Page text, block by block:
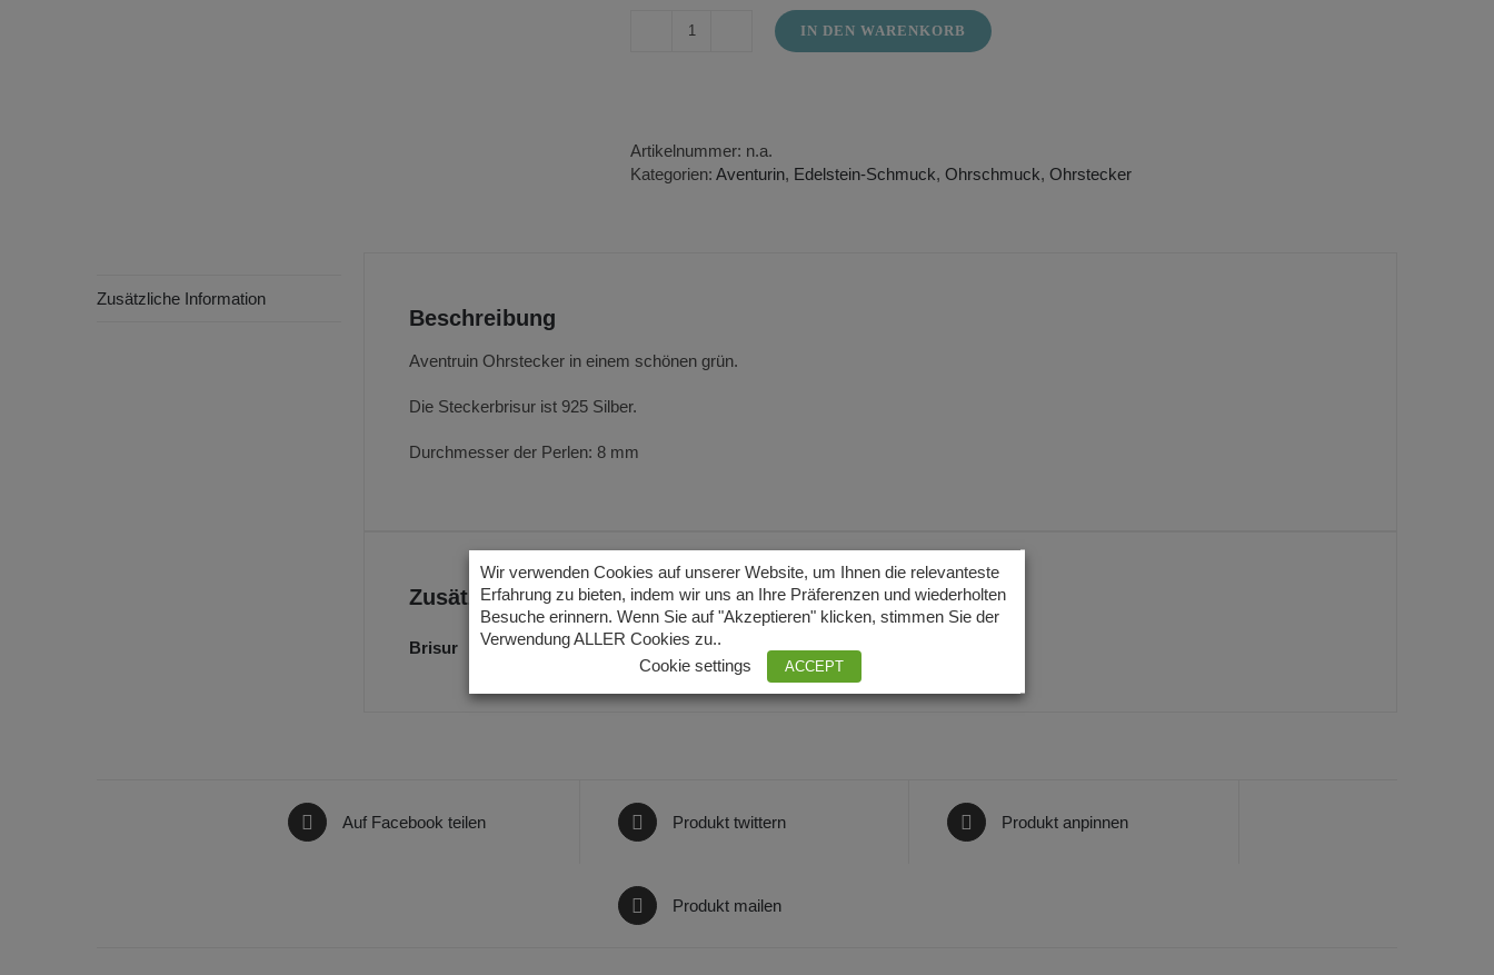
Ohrstecker
IN DEN WARENKORB
Artikelnummer: n.a.
Kategorien: Aventurin, Edelstein-Schmuck, Ohrschmuck, Ohrstecker
Zusätzliche Information
Beschreibung
Aventruin Ohrstecker in einem schönen grün.
Die Steckerbrisur ist 925 Silber.
Durchmesser der Perlen: 8 mm
Zusätzliche Information
Brisur 925 Silber, 925 Silbervergoldet
Auf Facebook teilen Produkt twittern Produkt anpinnen
Produkt mailen
Wir verwenden Cookies auf unserer Website, um Ihnen die relevanteste
Erfahrung zu bieten, indem wir uns an Ihre Präferenzen und wiederholten
Besuche erinnern. Wenn Sie auf "Akzeptieren" klicken, stimmen Sie der
Verwendung ALLER Cookies zu..
Cookie settings
ACCEPT